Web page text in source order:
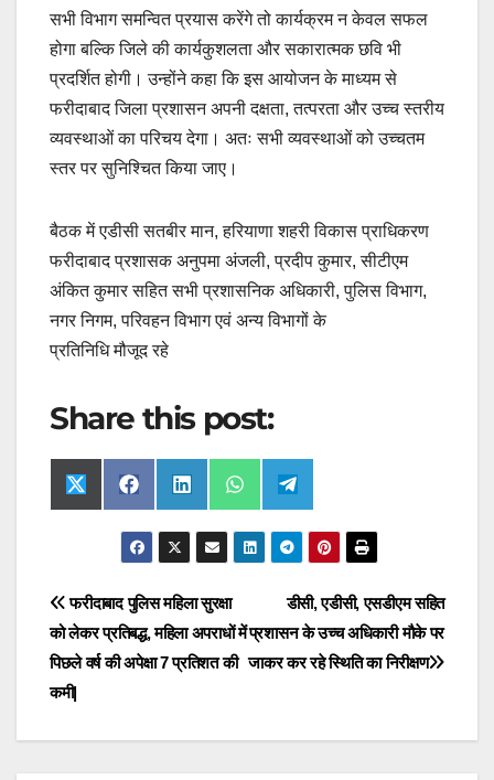
सभी विभाग समन्वित प्रयास करेंगे तो कार्यक्रम न केवल सफल
होगा बल्कि जिले की कार्यकुशलता और सकारात्मक छवि भी
प्रदर्शित होगी। उन्होंने कहा कि इस आयोजन के माध्यम से
फरीदाबाद जिला प्रशासन अपनी दक्षता, तत्परता और उच्च स्तरीय
व्यवस्थाओं का परिचय देगा। अतः सभी व्यवस्थाओं को उच्चतम
स्तर पर सुनिश्चित किया जाए।
बैठक में एडीसी सतबीर मान, हरियाणा शहरी विकास प्राधिकरण
फरीदाबाद प्रशासक अनुपमा अंजली, प्रदीप कुमार, सीटीएम
अंकित कुमार सहित सभी प्रशासनिक अधिकारी, पुलिस विभाग,
नगर निगम, परिवहन विभाग एवं अन्य विभागों के
प्रतिनिधि मौजूद रहे
Share this post:
Share
on
X
(
t
e
r
Share
on
F
a
e
b
o
k
Share
on
L
i
n
e
I
n
Share
on
W
h
t
s
Share
on
T
e
l
g
a
m
Post
navigation
डीसी, एडीसी, एसडीएम सहित
प्रशासन के उच्च अधिकारी मौके पर
जाकर कर रहे स्थिति का निरीक्षण
फरीदाबाद पुलिस महिला सुरक्षा
को लेकर प्रतिबद्ध, महिला अपराधों में
पिछले वर्ष की अपेक्षा 7 प्रतिशत की
कमी|